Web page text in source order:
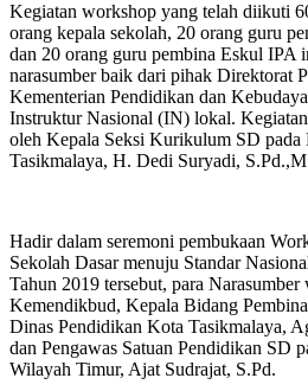
Kegiatan workshop yang telah diikuti
orang kepala sekolah, 20 orang guru
dan 20 orang guru pembina Eskul IPA
narasumber baik dari pihak Direktorat
Kementerian Pendidikan dan
Instruktur Nasional (IN) lokal.
oleh Kepala Seksi Kurikulum SD
Tasikmalaya, H. Dedi Suryadi,
Hadir dalam seremoni pembukaan
Sekolah Dasar menuju Standar
Tahun 2019 tersebut, para
Kemendikbud, Kepala Bidang
Dinas Pendidikan Kota Tasikmalaya,
dan Pengawas Satuan Pendidikan SD
Wilayah Timur, Ajat Sudrajat, S.Pd.